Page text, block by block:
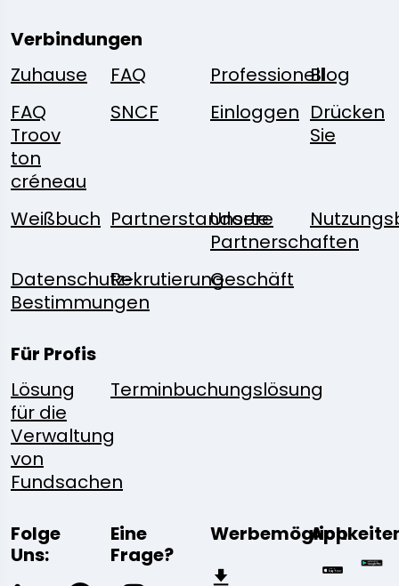
Verbindungen
Zuhause
FAQ ProfessionellBlog
FAQ
Troov
ton
créneau
SNCF Einloggen Drücken
Sie
Weißbuch Partnerstandorte
Unsere
Partnerschaften
Datenschutz-
Bestimmungen
RekrutierungGeschäft
Für Profis
Lösung
für die
Verwaltung
von
Fundsachen
Terminbuchungslösung
Folge
Uns:
Eine
Frage?
App